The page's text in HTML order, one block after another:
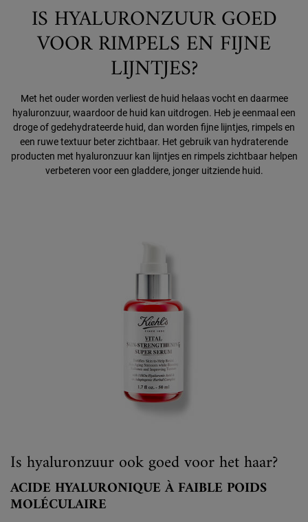
IS HYALURONZUUR GOED
VOOR RIMPELS EN FIJNE
LIJNTJES?
Met het ouder worden verliest de huid helaas vocht en daarmee
hyaluronzuur, waardoor de huid kan uitdrogen. Heb je eenmaal een
droge of gedehydrateerde huid, dan worden fijne lijntjes, rimpels en
een ruwe textuur beter zichtbaar. Het gebruik van hydraterende
producten met hyaluronzuur kan lijntjes en rimpels zichtbaar helpen
verbeteren voor een gladdere, jonger uitziende huid.
Is hyaluronzuur ook goed voor het haar?
ACIDE HYALURONIQUE À FAIBLE POIDS
MOLÉCULAIRE